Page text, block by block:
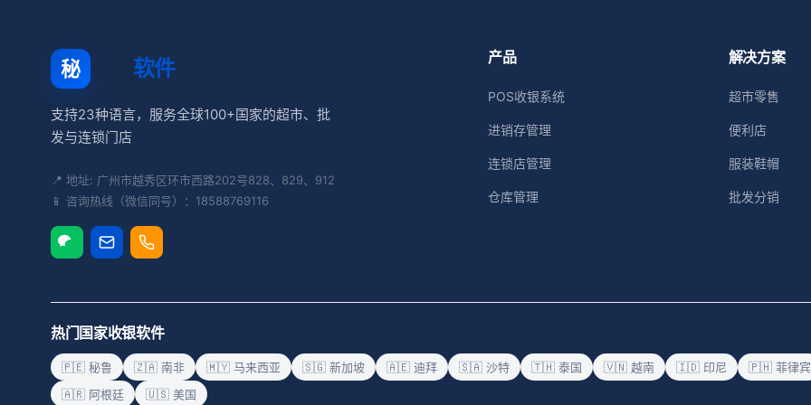
秘 软件
支持23种语言，服务全球100+国家的超市、批
发与连锁门店
📍 地址: 广州市越秀区环市西路202号828、829、912
📱 咨询热线（微信同号）：18588769116
产品
POS收银系统
进销存管理
连锁店管理
仓库管理
解决方案
超市零售
便利店
服装鞋帽
批发分销
热门国家收银软件
🇵🇪 秘鲁 🇿🇦 南非 🇲🇾 马来西亚 🇸🇬 新加坡 🇦🇪 迪拜 🇸🇦 沙特 🇹🇭 泰国 🇻🇳 越南 🇮🇩 印尼
🇵🇭 菲律宾
🇦🇷 阿根廷
🇺🇸 美国